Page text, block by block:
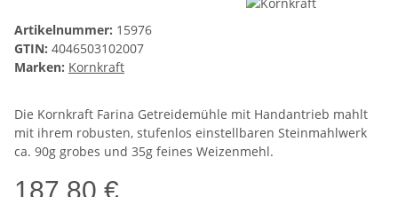
Artikelnummer: 15976
GTIN: 4046503102007
Marken: Kornkraft
Die Kornkraft Farina Getreidemühle mit Handantrieb mahlt
mit ihrem robusten, stufenlos einstellbaren Steinmahlwerk
ca. 90g grobes und 35g feines Weizenmehl.
187,80 €